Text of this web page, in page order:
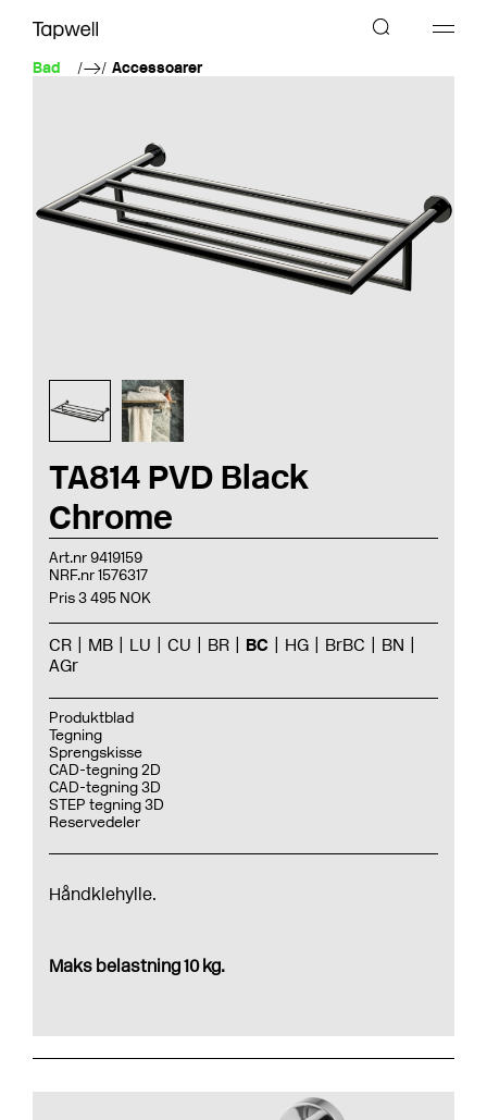
Bad Accessoarer
TA814 PVD Black
Chrome
Art.nr 9419159
NRF.nr 1576317
Pris 3 495 NOK
CR MB LU CU BR BC HG BrBC
BN
AGr
Produktblad
Tegning
Sprengskisse
CAD-tegning 2D
CAD-tegning 3D
STEP tegning 3D
Reservedeler
Håndklehylle.
Maks belastning 10 kg.